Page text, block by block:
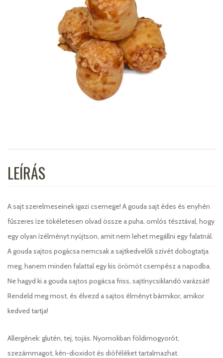
LEÍRÁS
A sajt szerelmeseinek igazi csemege! A gouda sajt édes és enyhén
fűszeres íze tökéletesen olvad össze a puha, omlós tésztával, hogy
egy olyan ízélményt nyújtson, amit nem lehet megállni egy falatnál.
A gouda sajtos pogácsa nemcsak a sajtkedvelők szívét dobogtatja
meg, hanem minden falattal egy kis örömöt csempész a napodba.
Ne hagyd ki a gouda sajtos pogácsa friss, sajtínycsiklandó varázsát!
Rendeld meg most, és élvezd a sajtos élményt bármikor, amikor
kedved tartja!
Allergének: glutén, tej, tojás. Nyomokban földimogyorót,
szezámmagot, kén-dioxidot és dióféléket tartalmazhat.